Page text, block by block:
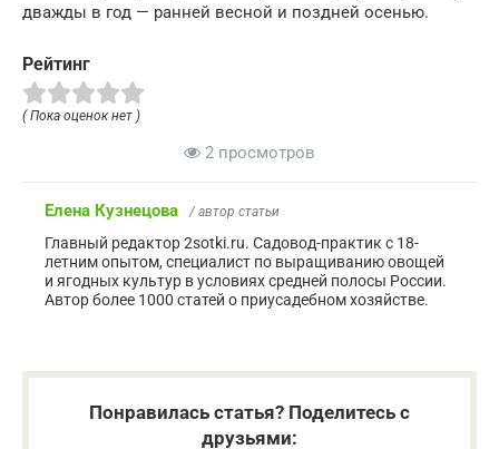
дважды в год — ранней весной и поздней осенью.
Рейтинг
( Пока оценок нет )
2 просмотров
Елена Кузнецова / автор статьи
Главный редактор 2sotki.ru. Садовод-практик с 18-
летним опытом, специалист по выращиванию овощей
и ягодных культур в условиях средней полосы России.
Автор более 1000 статей о приусадебном хозяйстве.
Понравилась статья? Поделитесь с
друзьями: